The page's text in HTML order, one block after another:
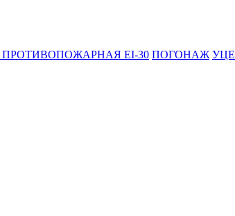
ПРОТИВОПОЖАРНАЯ EI-30 ПОГОНАЖ